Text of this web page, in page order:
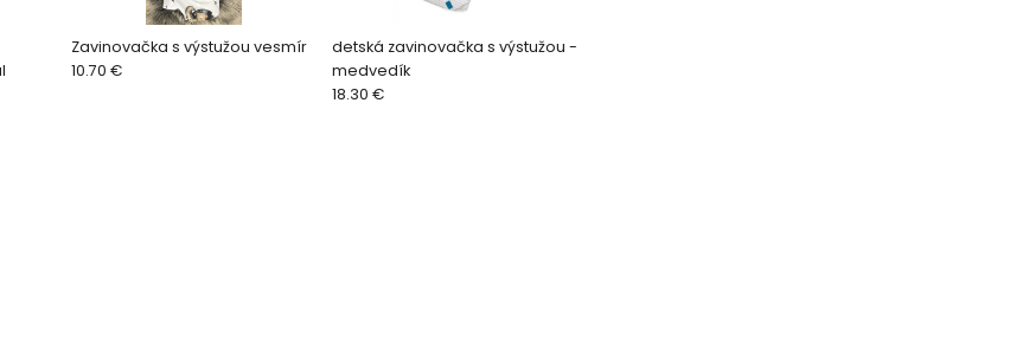
Zavinovačka s výstužou vesmír
10.70 €
detská zavinovačka s výstužou -
medvedík
18.30 €